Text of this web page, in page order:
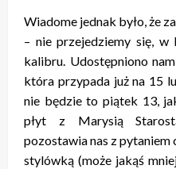
Wiadome jednak było, że
– nie przejedziemy się,
kalibru. Udostępniono
która przypada już na 15
nie będzie to piątek 13,
płyt z Marysią
pozostawia nas z pytaniem
stylówką (może jakąś